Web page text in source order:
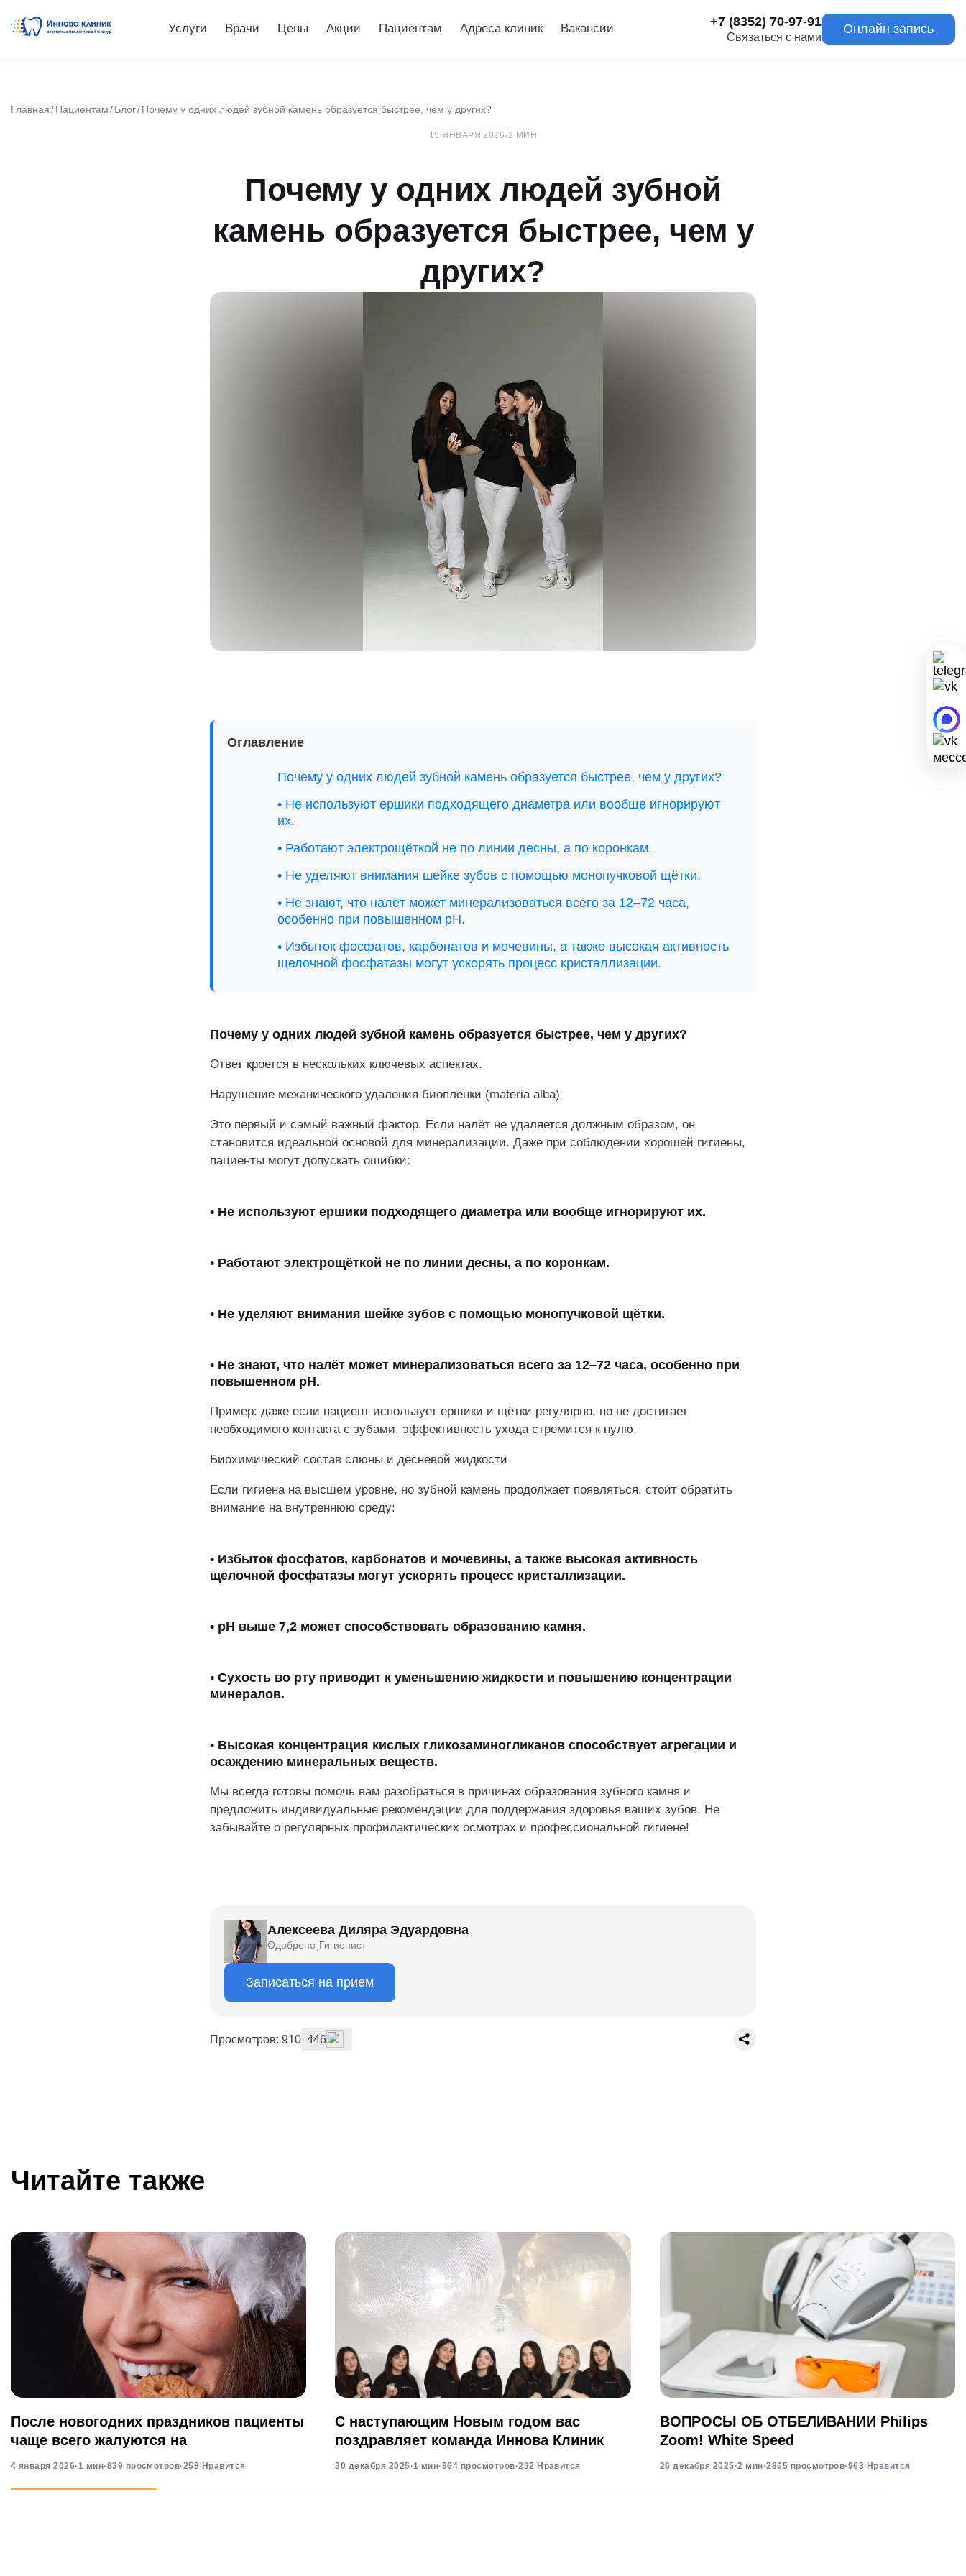
Услуги Врачи Цены Акции Пациентам Адреса клиник Вакансии +7 (8352) 70-97-91
Связаться с нами
Онлайн запись
Главная Пациентам Блог Почему у одних людей зубной камень образуется быстрее, чем у других?
15 ЯНВАРЯ 2026·2 МИН
Почему у одних людей зубной
камень образуется быстрее, чем у
других?
Оглавление
Почему у одних людей зубной камень образуется быстрее, чем у других?
• Не используют ершики подходящего диаметра или вообще игнорируют
их.
• Работают электрощёткой не по линии десны, а по коронкам.
• Не уделяют внимания шейке зубов с помощью монопучковой щётки.
• Не знают, что налёт может минерализоваться всего за 12–72 часа,
особенно при повышенном pH.
• Избыток фосфатов, карбонатов и мочевины, а также высокая активность
щелочной фосфатазы могут ускорять процесс кристаллизации.
концентрации минералов.
• Высокая концентрация кислых гликозаминогликанов способствует
Почему у одних людей зубной камень образуется быстрее, чем у других?
Ответ кроется в нескольких ключевых аспектах.
Нарушение механического удаления биоплёнки (materia alba)
Это первый и самый важный фактор. Если налёт не удаляется должным образом, он
становится идеальной основой для минерализации. Даже при соблюдении хорошей гигиены,
пациенты могут допускать ошибки:
• Не используют ершики подходящего диаметра или вообще игнорируют их.
• Работают электрощёткой не по линии десны, а по коронкам.
• Не уделяют внимания шейке зубов с помощью монопучковой щётки.
• Не знают, что налёт может минерализоваться всего за 12–72 часа, особенно при
повышенном pH.
Пример: даже если пациент использует ершики и щётки регулярно, но не достигает
необходимого контакта с зубами, эффективность ухода стремится к нулю.
Биохимический состав слюны и десневой жидкости
Если гигиена на высшем уровне, но зубной камень продолжает появляться, стоит обратить
внимание на внутреннюю среду:
• Избыток фосфатов, карбонатов и мочевины, а также высокая активность
щелочной фосфатазы могут ускорять процесс кристаллизации.
• pH выше 7,2 может способствовать образованию камня.
• Сухость во рту приводит к уменьшению жидкости и повышению концентрации
минералов.
• Высокая концентрация кислых гликозаминогликанов способствует агрегации и
осаждению минеральных веществ.
Мы всегда готовы помочь вам разобраться в причинах образования зубного камня и
предложить индивидуальные рекомендации для поддержания здоровья ваших зубов. Не
забывайте о регулярных профилактических осмотрах и профессиональной гигиене!
Алексеева Диляра Эдуардовна
Одобрено·Гигиенист
Записаться на прием
Просмотров: 910 446
Читайте также
После новогодних праздников пациенты
чаще всего жалуются на
4 января 2026·1 мин·839 просмотров·258 Нравится
С наступающим Новым годом вас
поздравляет команда Иннова Клиник
30 декабря 2025·1 мин·864 просмотров·232 Нравится
ВОПРОСЫ ОБ ОТБЕЛИВАНИИ Philips
Zoom! White Speed
26 декабря 2025·2 мин·2865 просмотров·963 Нравится